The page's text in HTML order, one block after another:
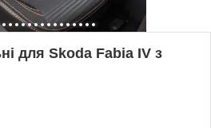
для Skoda Fabia IV з